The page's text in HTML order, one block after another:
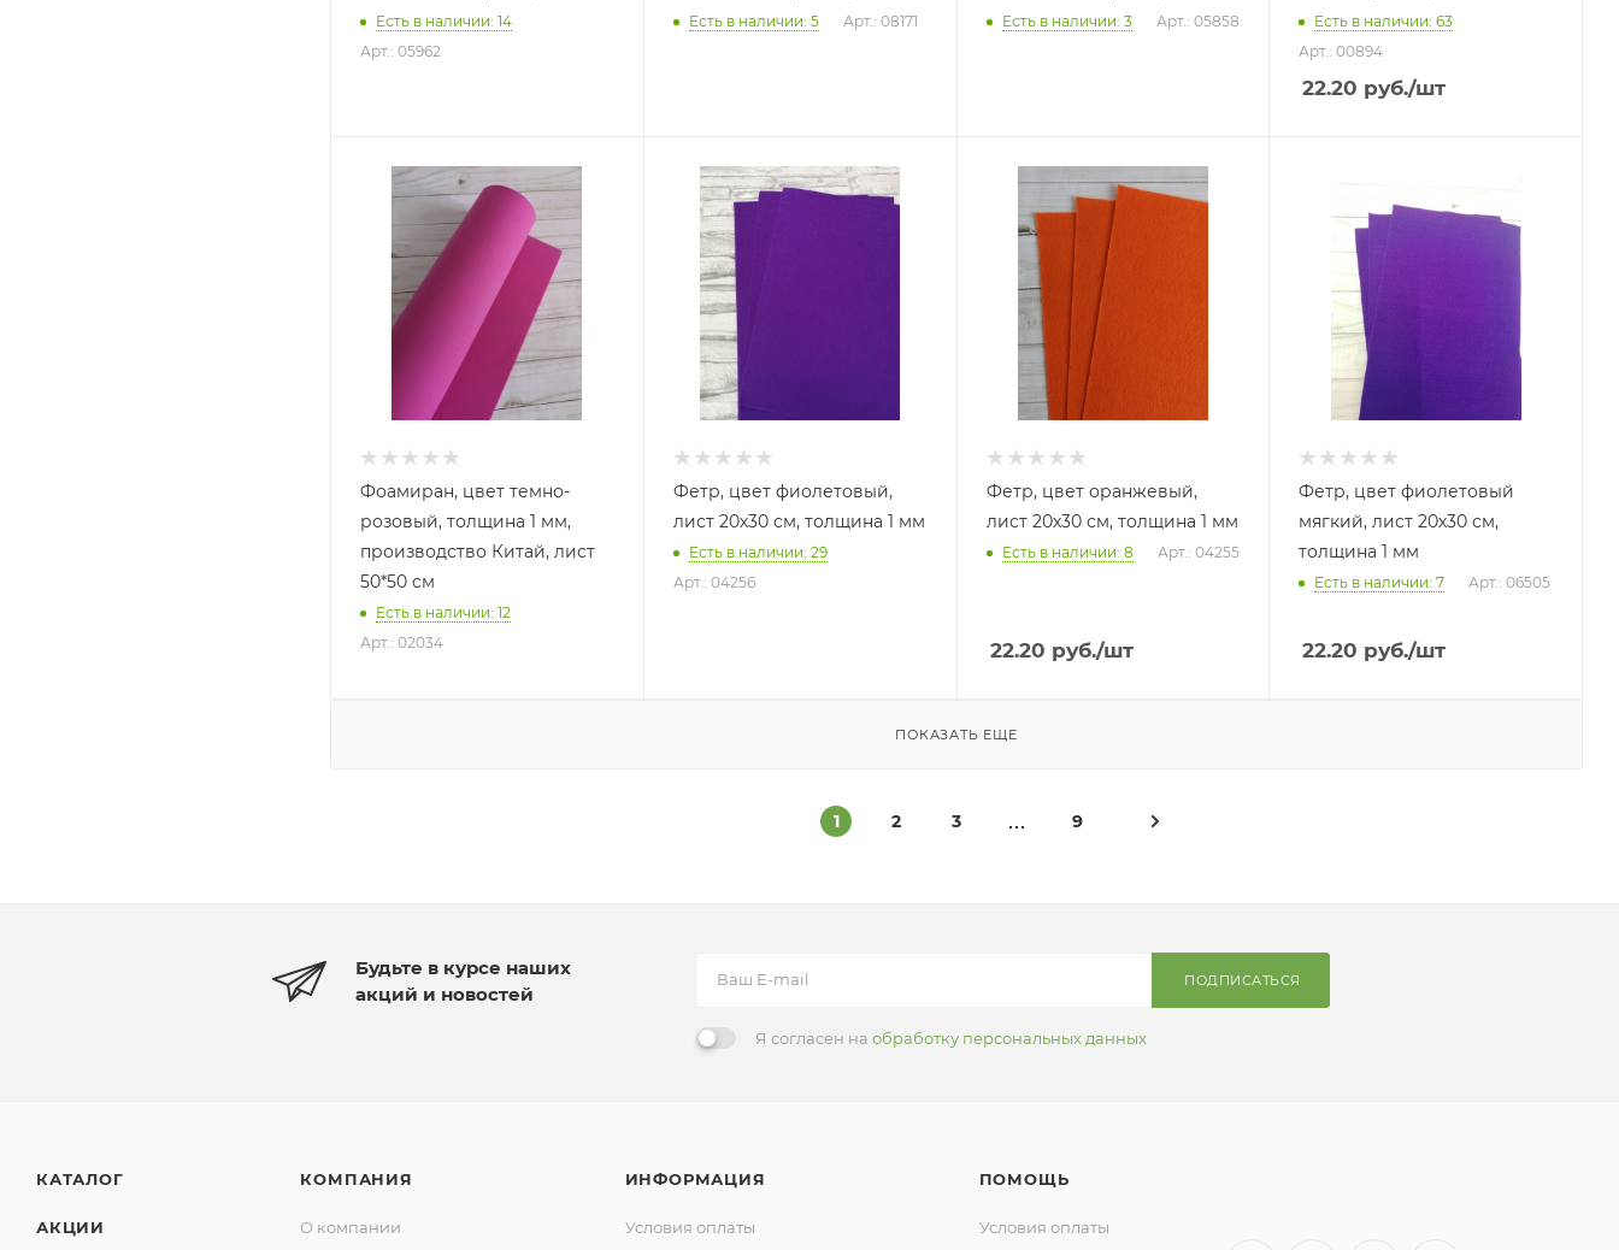
Есть в наличии: 14
Арт.: 05962
Есть в наличии: 5 Арт.: 08171 Есть в наличии: 3 Арт.: 05858
Есть в наличии: 63
Арт.: 00894
22.20 руб./шт
Фоамиран, цвет темно-
розовый, толщина 1 мм,
производство Китай, лист
50*50 см
Есть в наличии: 12
Арт.: 02034
Фетр, цвет фиолетовый,
лист 20х30 см, толщина 1 мм
Есть в наличии: 29
Арт.: 04256
Фетр, цвет оранжевый,
лист 20х30 см, толщина 1 мм
Есть в наличии: 8 Арт.: 04255
22.20 руб./шт
Фетр, цвет фиолетовый
мягкий, лист 20х30 см,
толщина 1 мм
Есть в наличии: 7 Арт.: 06505
22.20 руб./шт
ПОКАЗАТЬ ЕЩЕ
1 2 3 9
Будьте в курсе наших
акций и новостей
ПОДПИСАТЬСЯ
Я согласен на обработку персональных данных
КАТАЛОГ
АКЦИИ
КОМПАНИЯ
О компании
ИНФОРМАЦИЯ
Условия оплаты
ПОМОЩЬ
Условия оплаты